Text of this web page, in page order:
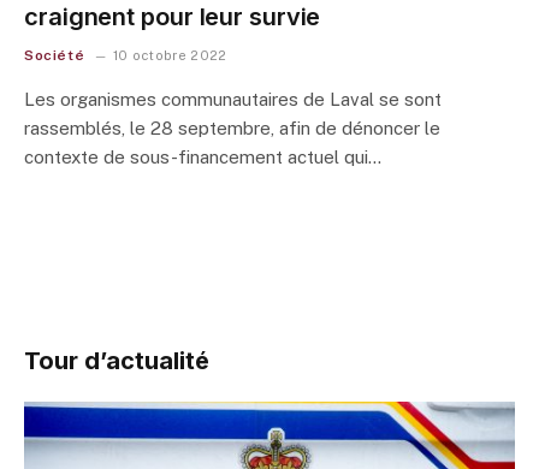
craignent pour leur survie
Société 10 octobre 2022
Les organismes communautaires de Laval se sont
rassemblés, le 28 septembre, afin de dénoncer le
contexte de sous-financement actuel qui…
Tour d’actualité